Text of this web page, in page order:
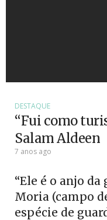
DESTAQUE
“Fui como
Salam Aldeen
7 anos ago
“Ele é o anjo
Moria (campo
espécie de